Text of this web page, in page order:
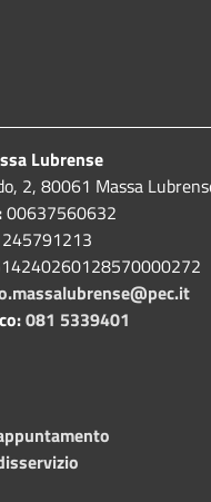
Lubrense
2, 80061 Massa
00637560632
081 5339401